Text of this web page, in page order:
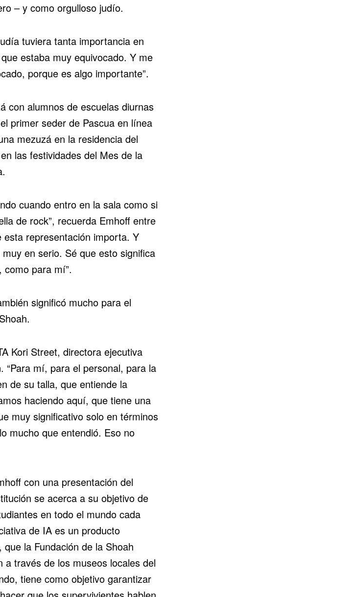
– y como orgulloso judío.
tuviera tanta importancia en
estaba muy equivocado. Y me
porque es algo importante”.
con alumnos de escuelas diurnas
primer seder de Pascuaen línea
mezuzá en la residencia del
las festividades del Mes de la
cuando entro en la sala como si
de rock”, recuerda Emhoff entre
esta representación importa. Y
en serio. Sé que esto significa
para mí”.
significó mucho para el
Kori Street, directora ejecutiva
“Para mí, para el personal, para la
de su talla, que entiende la
haciendo aquí, que tiene una
muy significativo solo en términos
mucho que entendió. Eso no
con una presentación del
se acerca a su objetivo de
en todo el mundo cada
de IA es un producto
la Fundación de la Shoah
a través de los museos locales del
tiene como objetivo garantizar